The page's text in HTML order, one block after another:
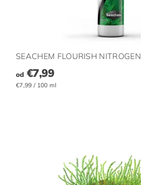
SEACHEM FLOURISH NITROGEN
od €7,99
€7,99 / 100 ml